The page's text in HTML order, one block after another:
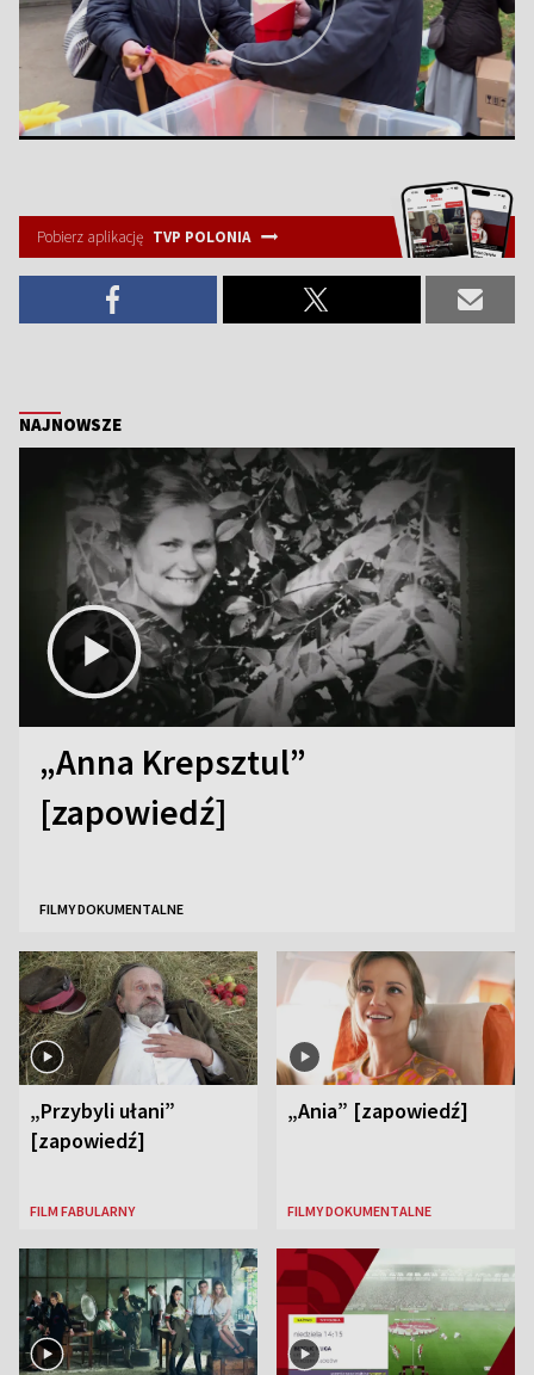
Pobierz aplikację TVP POLONIA
NAJNOWSZE
„Anna Krepsztul”
[zapowiedź]
FILMY DOKUMENTALNE
„Przybyli ułani”
[zapowiedź]
FILM FABULARNY
„Ania” [zapowiedź]
FILMY DOKUMENTALNE